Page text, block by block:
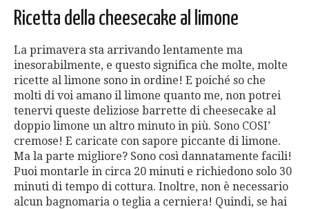
Ricetta della cheesecake al limone
La primavera sta arrivando lentamente ma
inesorabilmente, e questo significa che molte, molte
ricette al limone sono in ordine! E poiché so che
molti di voi amano il limone quanto me, non potrei
tenervi queste deliziose barrette di cheesecake al
doppio limone un altro minuto in più. Sono COSI’
cremose! E caricate con sapore piccante di limone.
Ma la parte migliore? Sono così dannatamente facili!
Puoi montarle in circa 20 minuti e richiedono solo 30
minuti di tempo di cottura. Inoltre, non è necessario
alcun bagnomaria o teglia a cerniera! Quindi, se hai